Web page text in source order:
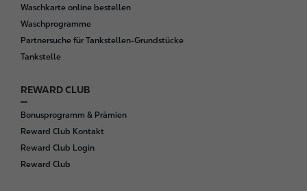
Waschkarte online bestellen
Waschprogramme
Partnersuche für Tankstellen-Grundstücke
Tankstelle
REWARD CLUB
Bonusprogramm & Prämien
Reward Club Kontakt
Reward Club Login
Reward Club